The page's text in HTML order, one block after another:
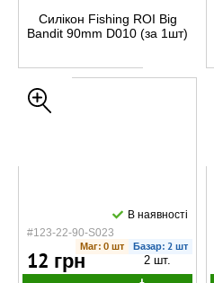
Силікон Fishing ROI Big
Bandit 90mm D010 (за 1шт)
#123-22-90-S023
В наявності
Маг: 0 шт Базар: 2 шт
12 грн 2 шт.